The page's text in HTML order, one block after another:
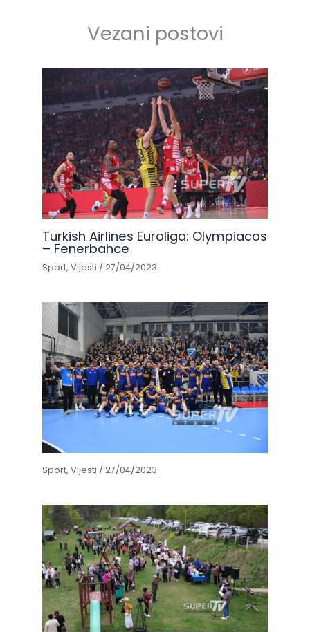
Vezani postovi
Turkish Airlines Euroliga: Olympiacos
– Fenerbahce
Sport,Vijesti /27/04/2023
Sport,Vijesti /27/04/2023